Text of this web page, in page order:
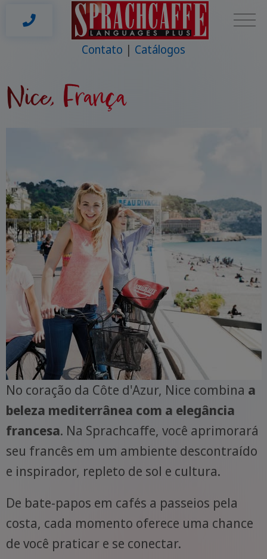
Contato Catálogos
Nice, França
No coração da Côte d'Azur, Nice combina a
beleza mediterrânea com a elegância
francesa. Na Sprachcaffe, você aprimorará
seu francês em um ambiente descontraído
e inspirador, repleto de sol e cultura.
De bate-papos em cafés a passeios pela
costa, cada momento oferece uma chance
de você praticar e se conectar.